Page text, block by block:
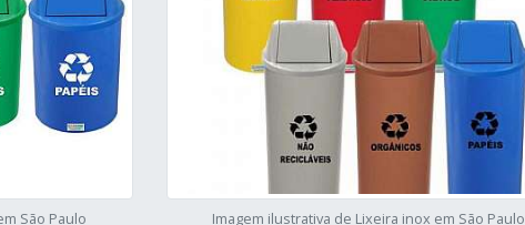
São Paulo Imagem ilustrativa de Lixeira inox em São Paulo